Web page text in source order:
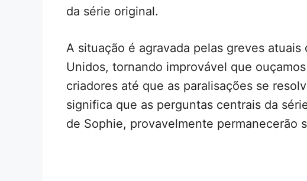
da série original.
A situação é agravada pelas greves
Unidos, tornando improvável que
criadores até que as paralisações se
significa que as perguntas centrais da
de Sophie, provavelmente permanecerão